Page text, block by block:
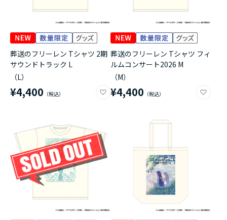
葬送のフリーレン Tシャツ 2期
サウンドトラック L
（L）
¥4,400
葬送のフリーレン Tシャツ フィ
ルムコンサート2026 M
（M）
¥4,400